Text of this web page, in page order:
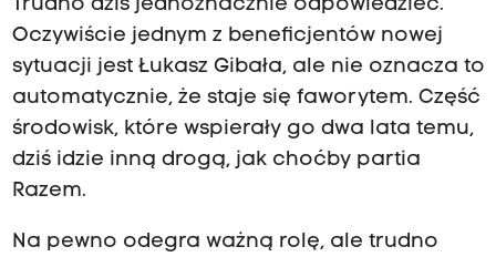
Trudno dziś jednoznacznie odpowiedzieć.
Oczywiście jednym z beneficjentów nowej
sytuacji jest Łukasz Gibała, ale nie oznacza to
automatycznie, że staje się faworytem. Część
środowisk, które wspierały go dwa lata temu,
dziś idzie inną drogą, jak choćby partia
Razem.
Na pewno odegra ważną rolę, ale trudno